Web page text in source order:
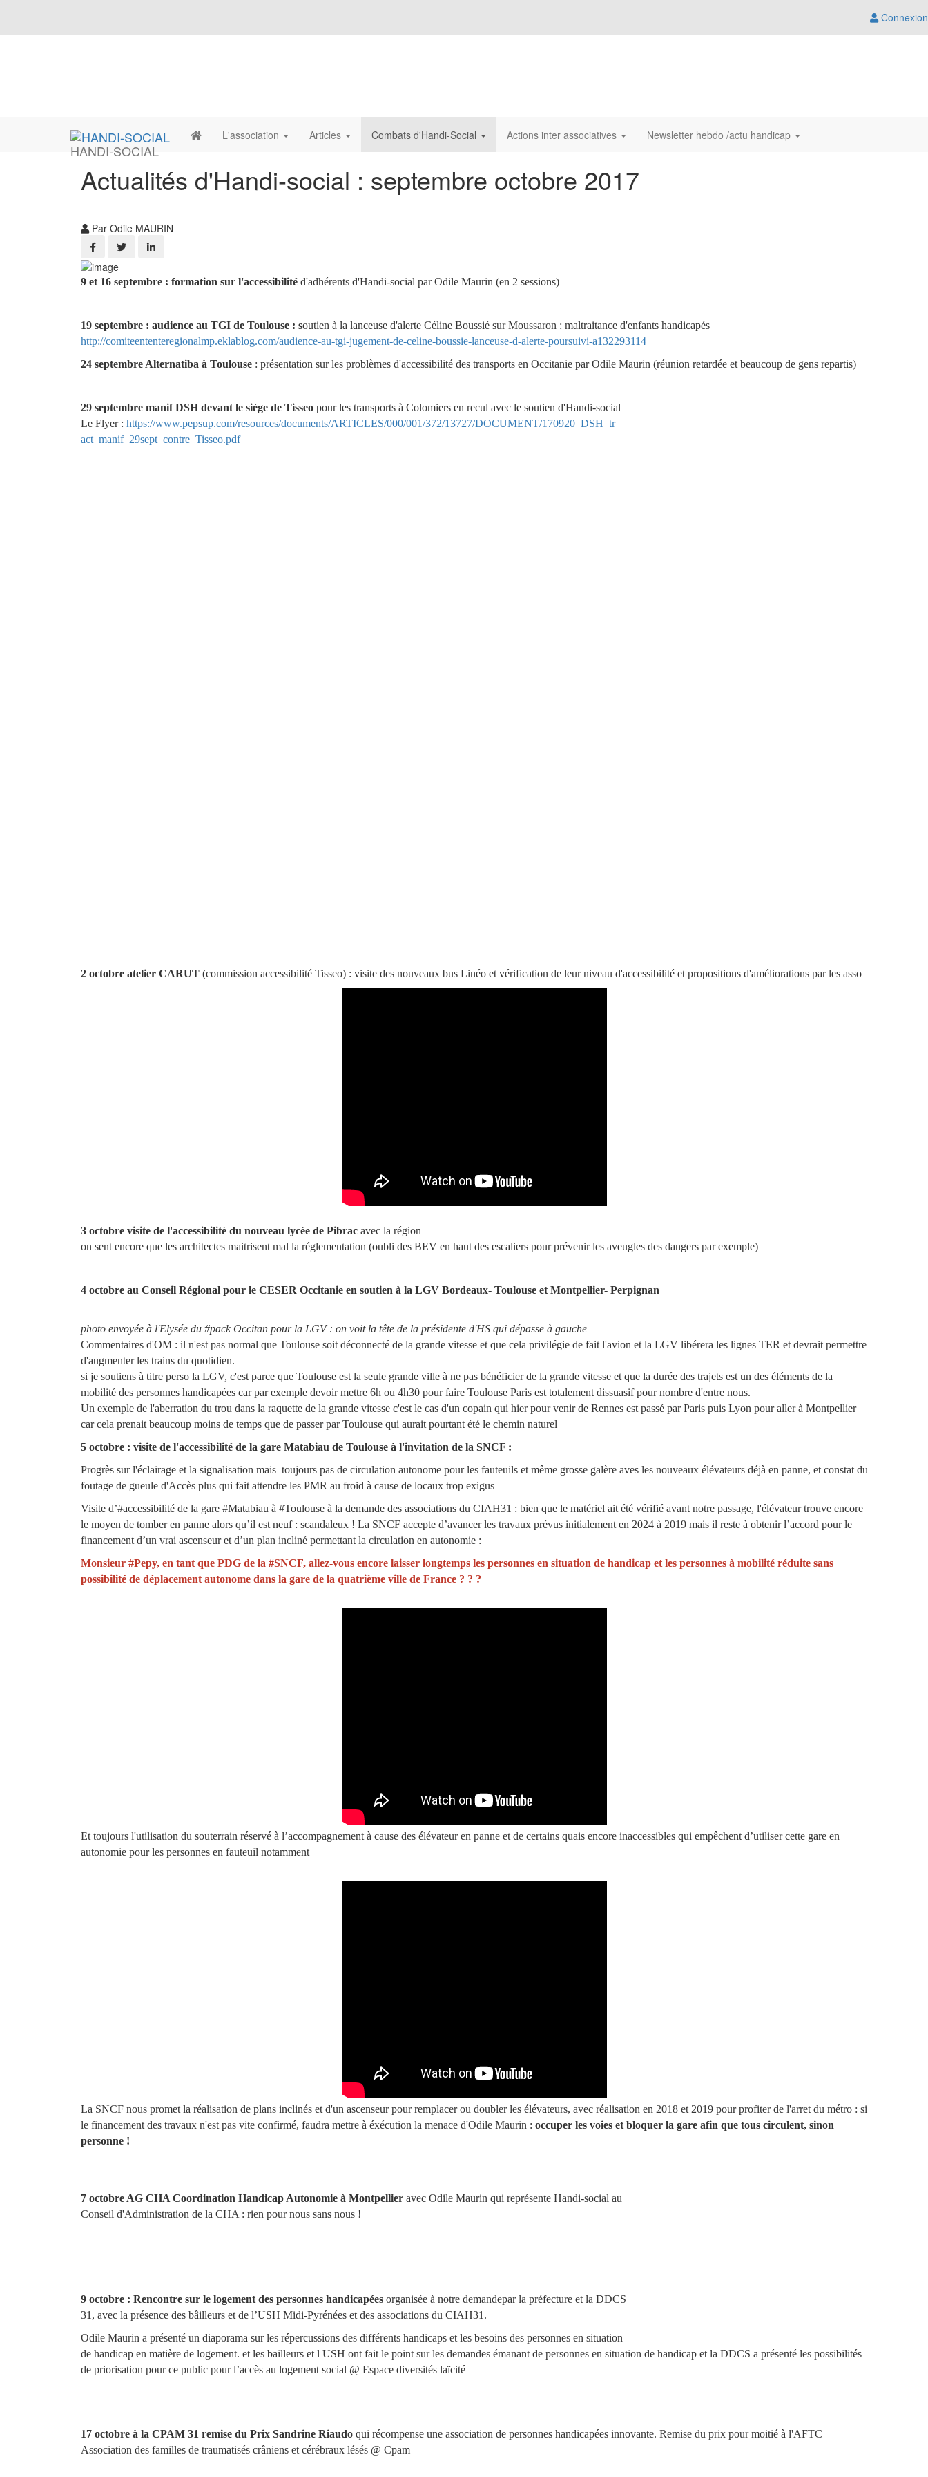
Connexion
HANDI-SOCIAL
L'association Articles Combats d'Handi-Social Actions inter associatives Newsletter hebdo /actu handicap
Actualités d'Handi-social : septembre octobre 2017
Par Odile MAURIN
9 et 16 septembre : formation sur l'accessibilité d'adhérents d'Handi-social par Odile Maurin (en 2 sessions)
19 septembre : audience au TGI de Toulouse : soutien à la lanceuse d'alerte Céline Boussié sur Moussaron : maltraitance d'enfants handicapés
http://comiteententeregionalmp.eklablog.com/audience-au-tgi-jugement-de-celine-boussie-lanceuse-d-alerte-poursuivi-a132293114
24 septembre Alternatiba à Toulouse : présentation sur les problèmes d'accessibilité des transports en Occitanie par Odile Maurin (réunion retardée et beaucoup de gens repartis)
29 septembre manif DSH devant le siège de Tisseo pour les transports à Colomiers en recul avec le soutien d'Handi-social
Le Flyer : https://www.pepsup.com/resources/documents/ARTICLES/000/001/372/13727/DOCUMENT/170920_DSH_tr
act_manif_29sept_contre_Tisseo.pdf
2 octobre atelier CARUT (commission accessibilité Tisseo) : visite des nouveaux bus Linéo et vérification de leur niveau d'accessibilité et propositions d'améliorations par les asso
3 octobre visite de l'accessibilité du nouveau lycée de Pibrac avec la région
on sent encore que les architectes maitrisent mal la réglementation (oubli des BEV en haut des escaliers pour prévenir les aveugles des dangers par exemple)
4 octobre au Conseil Régional pour le CESER Occitanie en soutien à la LGV Bordeaux- Toulouse et Montpellier- Perpignan
photo envoyée à l'Elysée du #pack Occitan pour la LGV : on voit la tête de la présidente d'HS qui dépasse à gauche
Commentaires d'OM : il n'est pas normal que Toulouse soit déconnecté de la grande vitesse et que cela privilégie de fait l'avion et la LGV libérera les lignes TER et devrait permettre
d'augmenter les trains du quotidien.
si je soutiens à titre perso la LGV, c'est parce que Toulouse est la seule grande ville à ne pas bénéficier de la grande vitesse et que la durée des trajets est un des éléments de la
mobilité des personnes handicapées car par exemple devoir mettre 6h ou 4h30 pour faire Toulouse Paris est totalement dissuasif pour nombre d'entre nous.
Un exemple de l'aberration du trou dans la raquette de la grande vitesse c'est le cas d'un copain qui hier pour venir de Rennes est passé par Paris puis Lyon pour aller à Montpellier
car cela prenait beaucoup moins de temps que de passer par Toulouse qui aurait pourtant été le chemin naturel
5 octobre : visite de l'accessibilité de la gare Matabiau de Toulouse à l'invitation de la SNCF :
Progrès sur l'éclairage et la signalisation mais toujours pas de circulation autonome pour les fauteuils et même grosse galère aves les nouveaux élévateurs déjà en panne, et constat du
foutage de gueule d'Accès plus qui fait attendre les PMR au froid à cause de locaux trop exigus
Visite d’#accessibilité de la gare #Matabiau à #Toulouse à la demande des associations du CIAH31 : bien que le matériel ait été vérifié avant notre passage, l'élévateur trouve encore
le moyen de tomber en panne alors qu’il est neuf : scandaleux ! La SNCF accepte d’avancer les travaux prévus initialement en 2024 à 2019 mais il reste à obtenir l’accord pour le
financement d’un vrai ascenseur et d’un plan incliné permettant la circulation en autonomie :
Monsieur #Pepy, en tant que PDG de la #SNCF, allez-vous encore laisser longtemps les personnes en situation de handicap et les personnes à mobilité réduite sans
possibilité de déplacement autonome dans la gare de la quatrième ville de France ? ? ?
Et toujours l'utilisation du souterrain réservé à l’accompagnement à cause des élévateur en panne et de certains quais encore inaccessibles qui empêchent d’utiliser cette gare en
autonomie pour les personnes en fauteuil notamment
La SNCF nous promet la réalisation de plans inclinés et d'un ascenseur pour remplacer ou doubler les élévateurs, avec réalisation en 2018 et 2019 pour profiter de l'arret du métro : si
le financement des travaux n'est pas vite confirmé, faudra mettre à éxécution la menace d'Odile Maurin : occuper les voies et bloquer la gare afin que tous circulent, sinon
personne !
7 octobre AG CHA Coordination Handicap Autonomie à Montpellier avec Odile Maurin qui représente Handi-social au
Conseil d'Administration de la CHA : rien pour nous sans nous !
9 octobre : Rencontre sur le logement des personnes handicapées organisée à notre demandepar la préfecture et la DDCS
31, avec la présence des bâilleurs et de l’USH Midi-Pyrénées et des associations du CIAH31.
Odile Maurin a présenté un diaporama sur les répercussions des différents handicaps et les besoins des personnes en situation
de handicap en matière de logement. et les bailleurs et l USH ont fait le point sur les demandes émanant de personnes en situation de handicap et la DDCS a présenté les possibilités
de priorisation pour ce public pour l’accès au logement social @ Espace diversités laïcité
17 octobre à la CPAM 31 remise du Prix Sandrine Riaudo qui récompense une association de personnes handicapées innovante. Remise du prix pour moitié à l'AFTC
Association des familles de traumatisés crâniens et cérébraux lésés @ Cpam